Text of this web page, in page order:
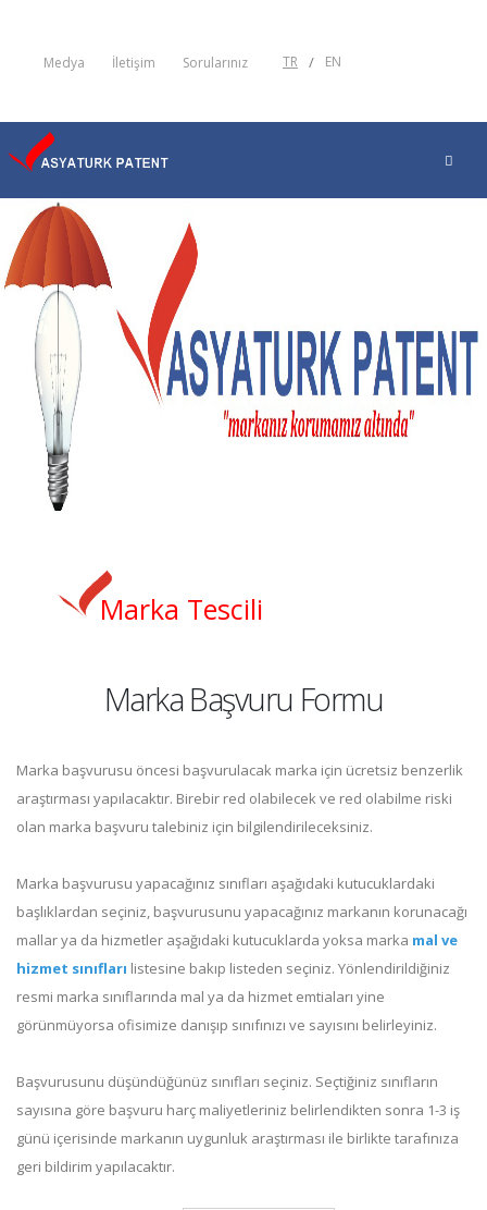
Medya İletişim Sorularınız TR / EN
Marka Tescili
Marka Başvuru Formu
Marka başvurusu öncesi başvurulacak marka için ücretsiz benzerlik
araştırması yapılacaktır. Birebir red olabilecek ve red olabilme riski
olan marka başvuru talebiniz için bilgilendirileceksiniz.
Marka başvurusu yapacağınız sınıfları aşağıdaki kutucuklardaki
başlıklardan seçiniz, başvurusunu yapacağınız markanın korunacağı
mallar ya da hizmetler aşağıdaki kutucuklarda yoksa marka mal ve
hizmet sınıfları listesine bakıp listeden seçiniz. Yönlendirildiğiniz
resmi marka sınıflarında mal ya da hizmet emtiaları yine
görünmüyorsa ofisimize danışıp sınıfınızı ve sayısını belirleyiniz.
Başvurusunu düşündüğünüz sınıfları seçiniz. Seçtiğiniz sınıfların
sayısına göre başvuru harç maliyetleriniz belirlendikten sonra 1-3 iş
günü içerisinde markanın uygunluk araştırması ile birlikte tarafınıza
geri bildirim yapılacaktır.